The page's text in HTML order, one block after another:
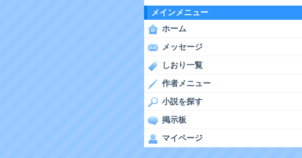
メインメニュー
ホーム
メッセージ
しおり一覧
作者メニュー
小説を探す
掲示板
マイページ